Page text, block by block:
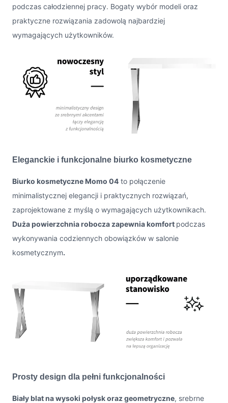
podczas całodziennej pracy. Bogaty wybór modeli oraz
praktyczne rozwiązania zadowolą najbardziej
wymagających użytkowników.
Eleganckie i funkcjonalne biurko kosmetyczne
Biurko kosmetyczne Momo 04 to połączenie
minimalistycznej elegancji i praktycznych rozwiązań,
zaprojektowane z myślą o wymagających użytkownikach.
Duża powierzchnia robocza zapewnia komfort podczas
wykonywania codziennych obowiązków w salonie
kosmetycznym.
Prosty design dla pełni funkcjonalności
Biały blat na wysoki połysk oraz geometryczne, srebrne